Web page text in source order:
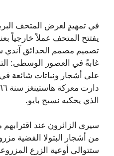
في تمهيدٍ لعرض المتحف
يفتتح المتحف عملاً خارجياً
تصميم مصمم الحدائق
غابةً في العصور الوسطى:
على أشجار ونباتات
الذي يحكيه نسيج بايو.
سيرى الزائرون عند
من أشجار البتولا الفضية
ستتوالى أوعية الزرع